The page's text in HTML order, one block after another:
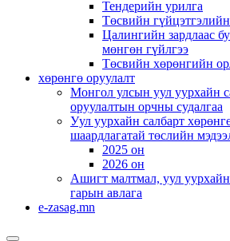
Тендерийн урилга
Төсвийн
Цалингийн зардлаас
мөнгөн гүйлгээ
Төсвийн хөрөнгийн
хөрөнгө оруулалт
Монгол улсын уул уурхайн
оруулалтын орчны судалгаа
Уул уурхайн салбарт
шаардлагатай төслийн
2025 он
2026 он
Ашигт малтмал, уул
гарын авлага
e-zasag.mn